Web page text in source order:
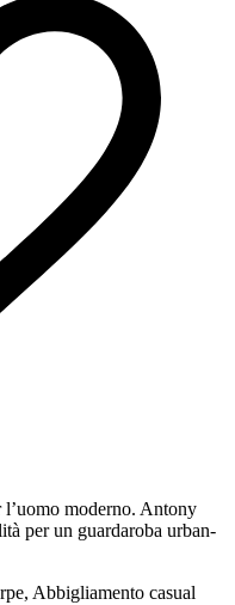
l’uomo moderno. Antony
per un guardaroba urban-
Abbigliamento casual